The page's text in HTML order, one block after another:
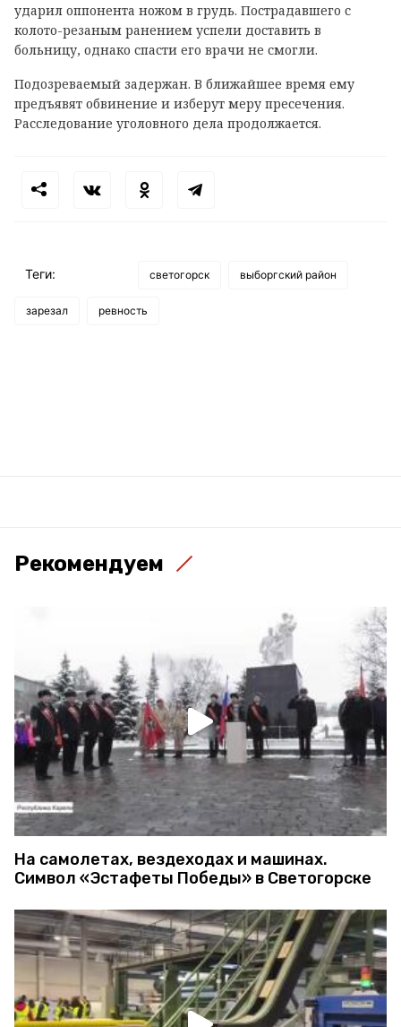
ударил оппонента ножом в грудь. Пострадавшего с
колото-резаным ранением успели доставить в
больницу, однако спасти его врачи не смогли.
Подозреваемый задержан. В ближайшее время ему
предъявят обвинение и изберут меру пресечения.
Расследование уголовного дела продолжается.
Теги: светогорск выборгский район
зарезал ревность
Рекомендуем
На самолетах, вездеходах и машинах.
Символ «Эстафеты Победы» в Светогорске